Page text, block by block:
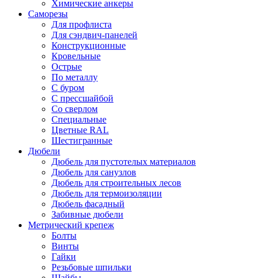
Химические анкеры
Саморезы
Для профлиста
Для сэндвич-панелей
Конструкционные
Кровельные
Острые
По металлу
С буром
С прессшайбой
Со сверлом
Специальные
Цветные RAL
Шестигранные
Дюбели
Дюбель для пустотелых материалов
Дюбель для санузлов
Дюбель для строительных лесов
Дюбель для термоизоляции
Дюбель фасадный
Забивные дюбели
Метрический крепеж
Болты
Винты
Гайки
Резьбовые шпильки